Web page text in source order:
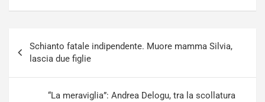
articoli
Schianto fatale indipendente. Muore mamma Silvia,
lascia due figlie
“La meraviglia”: Andrea Delogu, tra la scollatura